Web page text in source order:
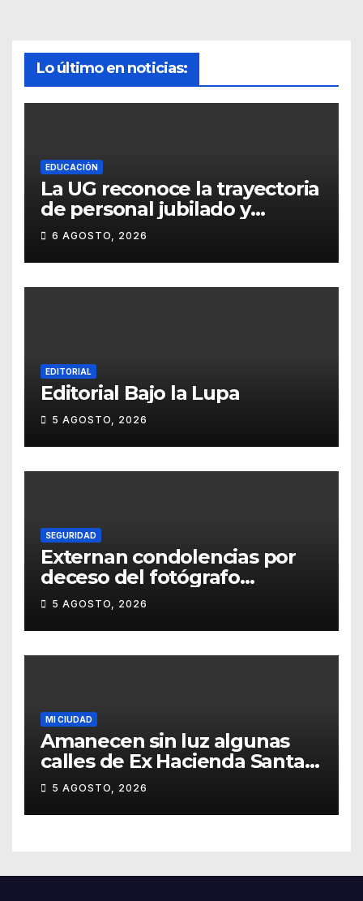
Lo último en noticias:
EDUCACIÓN
La UG reconoce la trayectoria
de personal jubilado y
agradece su legado
6 AGOSTO, 2026
EDITORIAL
Editorial Bajo la Lupa
5 AGOSTO, 2026
SEGURIDAD
Externan condolencias por
deceso del fotógrafo
Emmanuel Montero
5 AGOSTO, 2026
MI CIUDAD
Amanecen sin luz algunas
calles de Ex Hacienda Santa
Teresa
5 AGOSTO, 2026